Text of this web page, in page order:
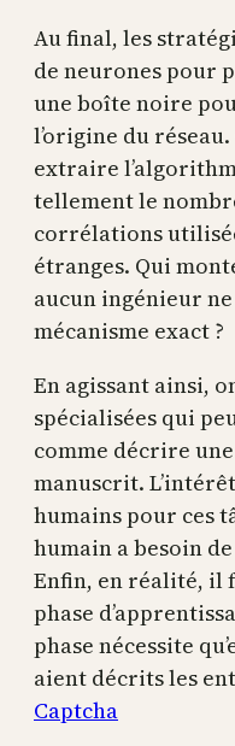
Au final, les
de neurones pour
une boîte noire
l’origine du
extraire
tellement le
corrélations
étranges. Qui
aucun ingénieur
mécanisme exact ?
En agissant ainsi,
spécialisées qui
comme décrire
manuscrit.
humains pour ces
humain a besoin
Enfin, en réalité, il
phase
phase nécessite
aient décrits les
Captcha